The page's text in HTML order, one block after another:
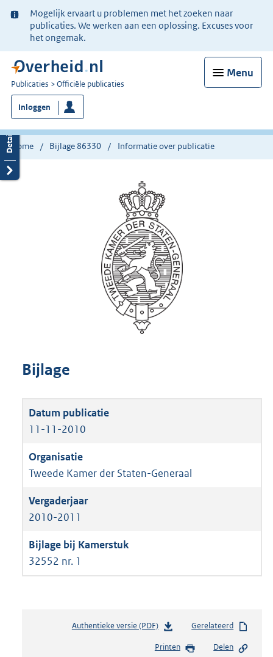
Ter
informatie:
Mogelijk ervaart u problemen met het zoeken naar
publicaties. We werken aan een oplossing. Excuses voor
het ongemak.
Menu
U
bent
nu
hier:
Publicaties Officiële publicaties
Inloggen
Home Bijlage 86330 Informatie over publicatie
Bijlage
11-11-2010
Tweede Kamer der Staten-Generaal
2010-2011
32552 nr. 1
Authentieke versie (PDF)b
s
Gerelateerd
Printen Delen